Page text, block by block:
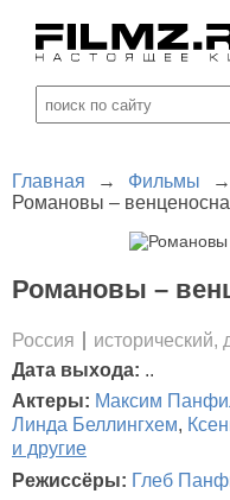
Главная → Фильмы
→
Романовы –
Романовы –
Россия
Дата выхода: ..
Актеры: Максим
Линда Беллингхем,
и другие
Режиссёры: Глеб